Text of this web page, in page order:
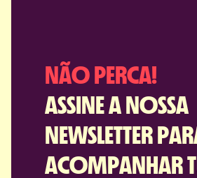
NÃO PERCA!
ASSINE A NOSSA
NEWSLETTER
ACOMPANHAR